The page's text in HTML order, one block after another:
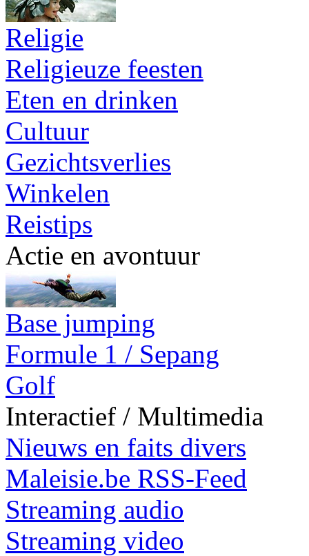
Religie
Religieuze feesten
Eten en drinken
Cultuur
Gezichtsverlies
Winkelen
Reistips
Actie en avontuur
Base jumping
Formule 1 / Sepang
Golf
Interactief / Multimedia
Nieuws en faits divers
Maleisie.be RSS-Feed
Streaming audio
Streaming video